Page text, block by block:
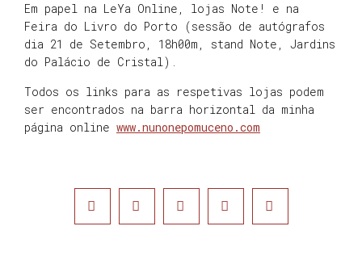
Em papel na LeYa Online, lojas Note! e na
Feira do Livro do Porto (sessão de autógrafos
dia 21 de Setembro, 18h00m, stand Note, Jardins
do Palácio de Cristal).
Todos os links para as respetivas lojas podem
ser encontrados na barra horizontal da minha
página online www.nunonepomuceno.com